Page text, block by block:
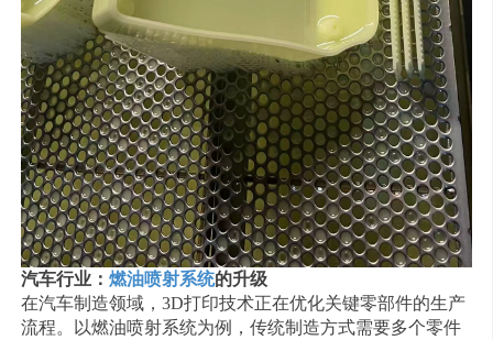
汽车行业：燃油喷射系统的升级
在汽车制造领域，3D打印技术正在优化关键零部件的生产
流程。以燃油喷射系统为例，传统制造方式需要多个零件